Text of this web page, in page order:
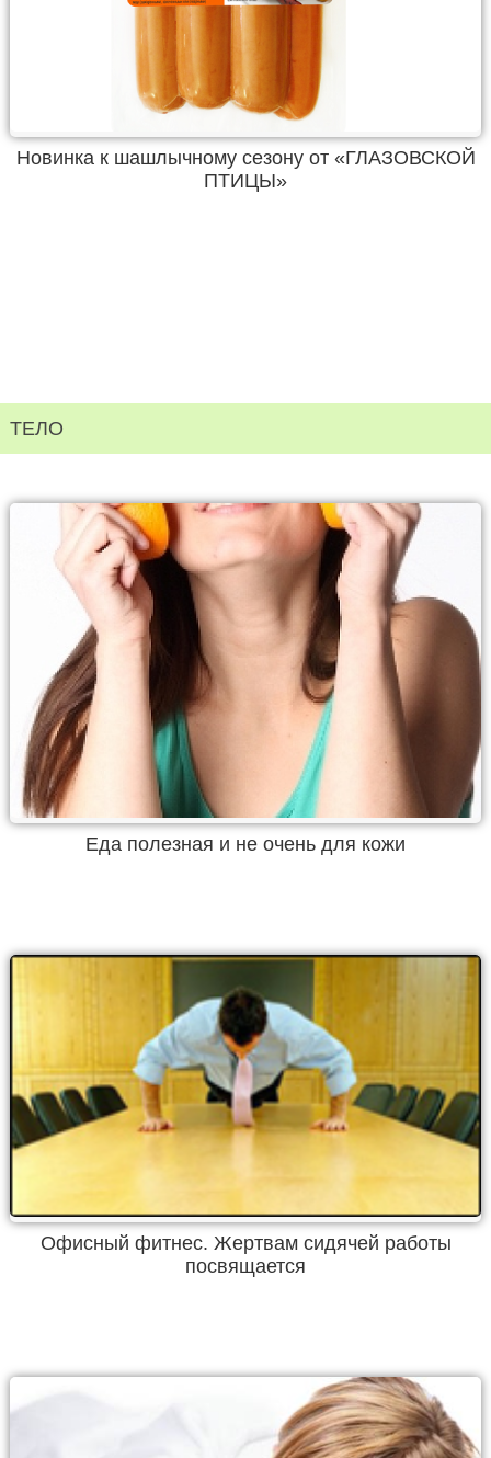
Новинка к шашлычному сезону от «ГЛАЗОВСКОЙ
ПТИЦЫ»
ТЕЛО
Еда полезная и не очень для кожи
Офисный фитнес. Жертвам сидячей работы
посвящается